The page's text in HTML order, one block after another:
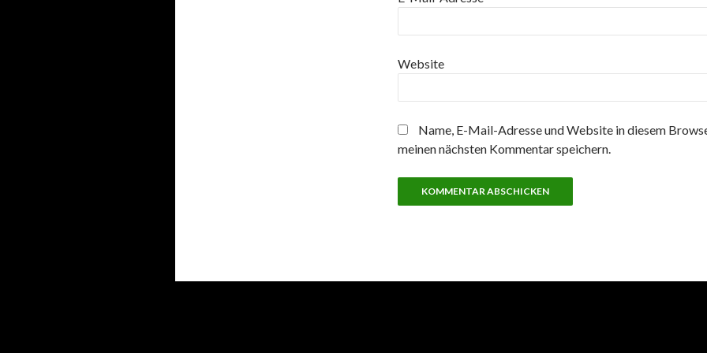
Website
Name, E-Mail-Adresse und Website in diesem
meinen nächsten Kommentar speichern.